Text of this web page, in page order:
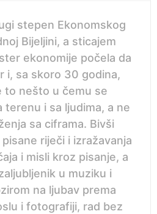
stepen Ekonomskog
Bijeljini, a sticajem
ekonomije počela da
i, sa skoro 30 godina,
to nešto u čemu se
terenu i sa ljudima, a ne
sa ciframa. Bivši
riječi i izražavanja
i misli kroz pisanje, a
u muziku i
na ljubav prema
i fotografiji, rad bez